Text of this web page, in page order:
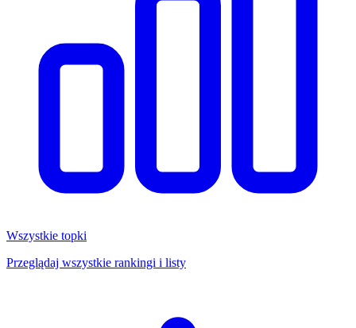
Wszystkie topki
Przeglądaj wszystkie rankingi i listy